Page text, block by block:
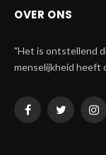
OVER ONS
"Het is ontstellend
menselijkheid heeft
FacebookTwitter